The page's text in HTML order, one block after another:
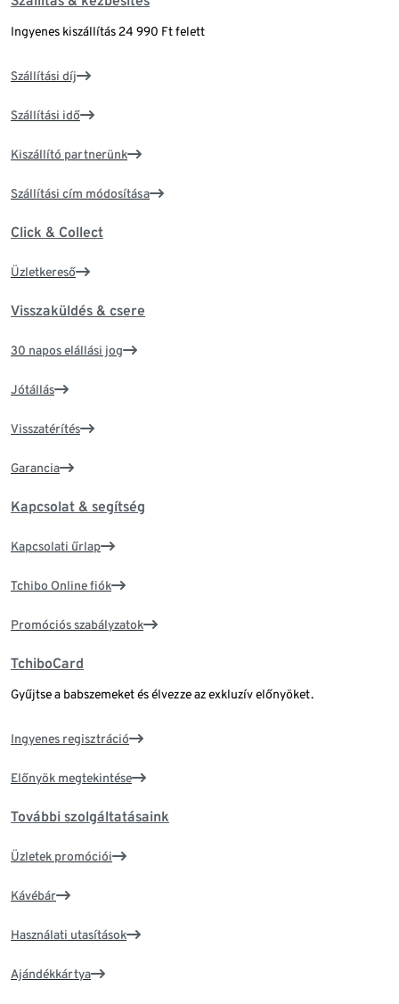
Ingyenes kiszállítás 24 990 Ft felett
Szállítási díj
Szállítási idő
Kiszállító partnerünk
Szállítási cím módosítása
Click & Collect
Üzletkereső
Visszaküldés & csere
30 napos elállási jog
Jótállás
Visszatérítés
Garancia
Kapcsolat & segítség
Kapcsolati űrlap
Tchibo Online fiók
Promóciós szabályzatok
TchiboCard
Gyűjtse a babszemeket és élvezze az exkluzív előnyöket.
Ingyenes regisztráció
Előnyök megtekintése
További szolgáltatásaink
Üzletek promóciói
Kávébár
Használati utasítások
Ajándékkártya